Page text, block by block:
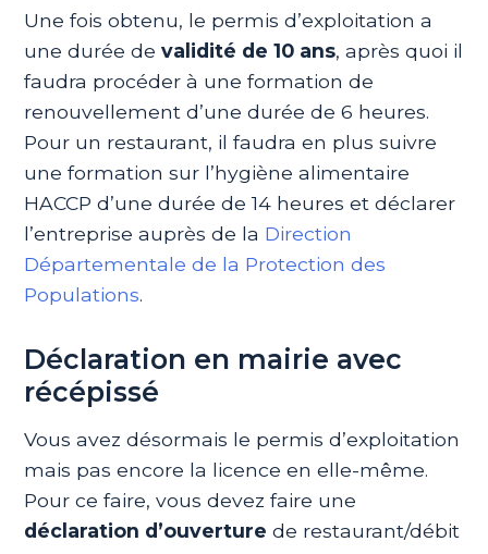
Une fois obtenu, le permis d’exploitation a
une durée devalidité de 10 ans, après quoi il
faudra procéder à une formation de
renouvellement d’une durée de 6 heures.
Pour un restaurant, il faudra en plus suivre
une formation sur l’hygiène alimentaire
HACCP d’une durée de 14 heures et déclarer
l’entreprise auprès de la Direction
Départementale de la Protection des
Populations.
Déclaration en mairie avec
récépissé
Vous avez désormais le permis d’exploitation
mais pas encore la licence en elle-même.
Pour ce faire, vous devez faire une
déclaration d’ouverture de restaurant/débit